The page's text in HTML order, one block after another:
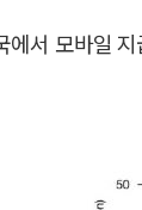
서 모바일